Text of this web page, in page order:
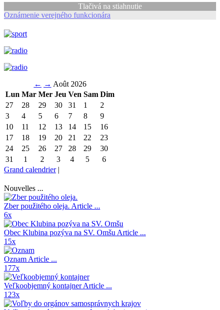
Tlačivá na stiahnutie
Oznámenie verejného funkcionára
← → Août 2026
Lun Mar Mer Jeu Ven Sam Dim
27
28 29 30 31 1
2
3
4 5 6 7 8
9
10
11 12 13 14 15
16
17
18 19 20 21 22
23
24
25 26 27 28 29
30
31
1 2 3 4 5
6
Grand calendrier|
Nouvelles ...
Zber použitého oleja. Article ...
6x
Obec Klubina pozýva na SV. Omšu Article ...
15x
Oznam Article ...
177x
Veľkoobjemný kontajnerArticle ...
123x